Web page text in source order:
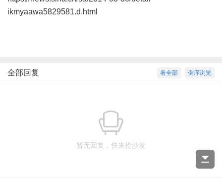
ikmyaawa5829581.d.html
倒序浏览
看全部
全部回复
暂无回复，快来抢沙发